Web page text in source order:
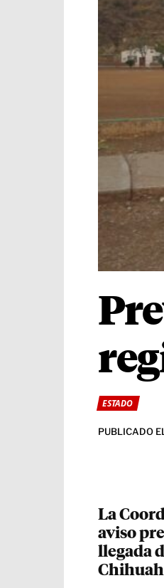
ESTADO
PUBLICADO
La
aviso
llegada